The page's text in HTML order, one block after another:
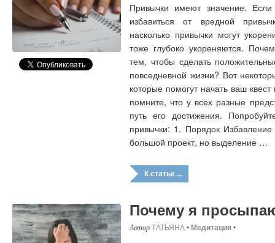
Привычки имеют значение.
избавиться от вредной
насколько привычки могут
тоже глубоко укореняются.
тем, чтобы сделать
повседневной жизни? Вот
которые помогут начать ваш
помните, что у всех разные
путь его достижения.
привычки: 1. Порядок Избавление
большой проект, но выделение …
К статье ...
Почему я
ТАТЬЯНА•Медитация •